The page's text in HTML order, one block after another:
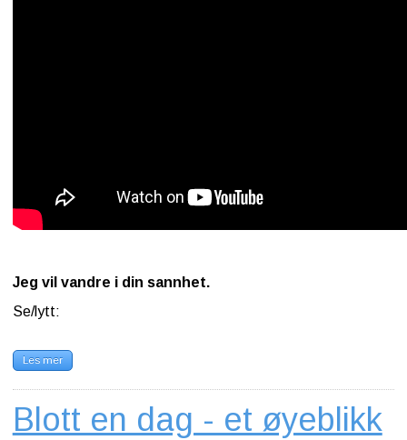
Jeg vil vandre i din sannhet.
Se/lytt:
Les mer
Blott en dag - et øyeblikk